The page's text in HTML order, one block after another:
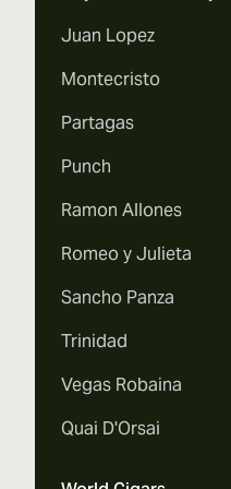
Juan Lopez
Montecristo
Partagas
Punch
Ramon Allones
Romeo y Julieta
Sancho Panza
Trinidad
Vegas Robaina
Quai D'Orsai